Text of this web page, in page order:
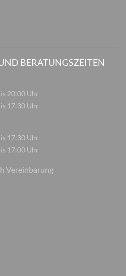
BERATUNGSZEITEN
20:00 Uhr
17:30 Uhr
17:30 Uhr
17:00 Uhr
Vereinbarung